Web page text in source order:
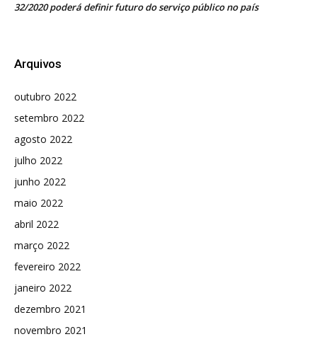
32/2020 poderá definir futuro do serviço público no país
Arquivos
outubro 2022
setembro 2022
agosto 2022
julho 2022
junho 2022
maio 2022
abril 2022
março 2022
fevereiro 2022
janeiro 2022
dezembro 2021
novembro 2021